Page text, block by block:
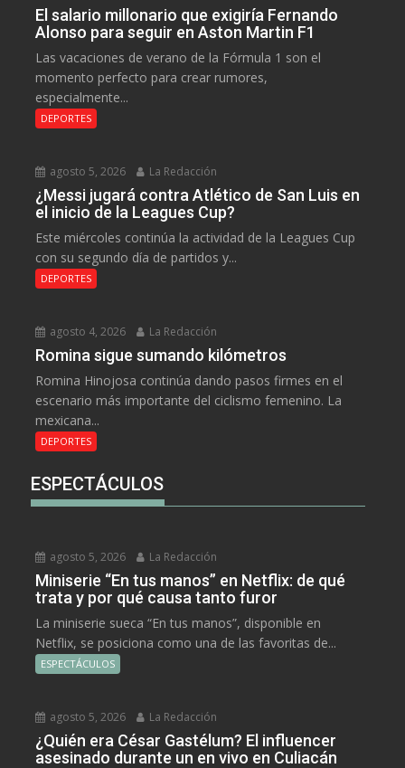
El salario millonario que exigiría Fernando
Alonso para seguir en Aston Martin F1
Las vacaciones de verano de la Fórmula 1 son el
momento perfecto para crear rumores,
especialmente...
DEPORTES
agosto 5, 2026 La Redacción
¿Messi jugará contra Atlético de San Luis en
el inicio de la Leagues Cup?
Este miércoles continúa la actividad de la Leagues Cup
con su segundo día de partidos y...
DEPORTES
agosto 4, 2026 La Redacción
Romina sigue sumando kilómetros
Romina Hinojosa continúa dando pasos firmes en el
escenario más importante del ciclismo femenino. La
mexicana...
DEPORTES
ESPECTÁCULOS
agosto 5, 2026 La Redacción
Miniserie “En tus manos” en Netflix: de qué
trata y por qué causa tanto furor
La miniserie sueca “En tus manos”, disponible en
Netflix, se posiciona como una de las favoritas de...
ESPECTÁCULOS
agosto 5, 2026 La Redacción
¿Quién era César Gastélum? El influencer
asesinado durante un en vivo en Culiacán